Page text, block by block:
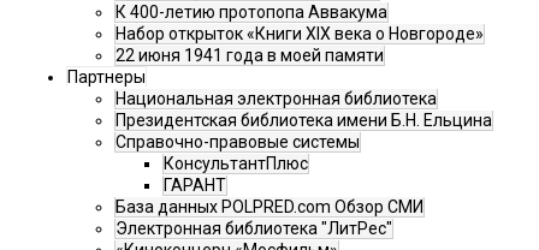
К 400-летию протопопа Аввакума
Набор открыток «Книги XIX века о Новгороде»
22 июня 1941 года в моей памяти
Партнеры
Национальная электронная библиотека
Президентская библиотека имени Б.Н. Ельцина
Справочно-правовые системы
КонсультантПлюс
ГАРАНТ
База данных POLPRED.com Обзор СМИ
Электронная библиотека "ЛитРес"